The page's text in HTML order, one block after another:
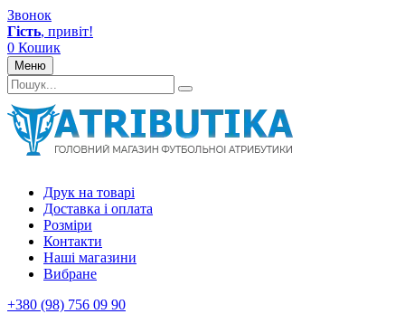
Звонок
Гість, привіт!
0 Кошик
Меню
Друк на товарі
Доставка і оплата
Розміри
Контакти
Наші магазини
Вибране
+380 (98) 756 09 90